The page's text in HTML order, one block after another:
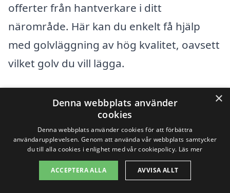
offerter från hantverkare i ditt
närområde. Här kan du enkelt få hjälp
med golvläggning av hög kvalitet, oavsett
vilket golv du vill lägga.
Om du också är intresserad av
golvläggning i närliggande områden,
finns det flera städer du kan utforska för
att hitta professionella golvläggare.
Nedan har vi listat några av dessa städer i
×
Denna webbplats använder
cookies
Denna webbplats använder cookies för att förbättra
användarupplevelsen. Genom att använda vår webbplats samtycker
du till alla cookies i enlighet med vår cookiepolicy. Läs mer
ACCEPTERA ALLA AVVISA ALLT